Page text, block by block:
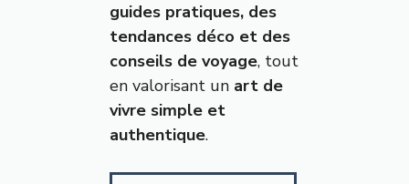
guides pratiques, des
tendances déco et des
conseils de voyage, tout
en valorisant un art de
vivre simple et
authentique.